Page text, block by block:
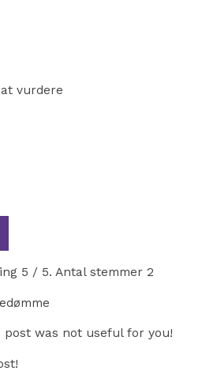
vurdere
5 / 5. Antal stemmer 2
was not useful for you!